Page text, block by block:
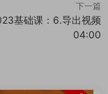
下一篇
基础课：6.导出视频
04:00